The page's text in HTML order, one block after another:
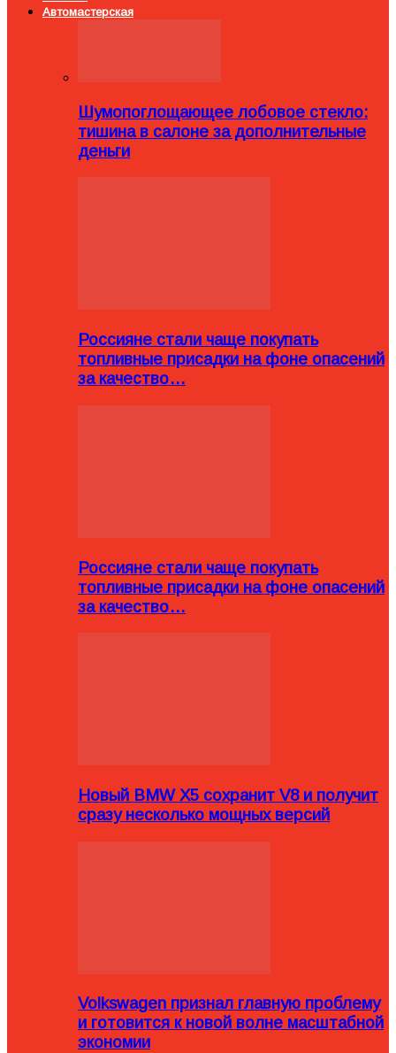
Автомастерская
Шумопоглощающее лобовое стекло:
тишина в салоне за дополнительные
деньги
Россияне стали чаще покупать
топливные присадки на фоне опасений
за качество…
Россияне стали чаще покупать
топливные присадки на фоне опасений
за качество…
Новый BMW X5 сохранит V8 и получит
сразу несколько мощных версий
Volkswagen признал главную проблему
и готовится к новой волне масштабной
экономии